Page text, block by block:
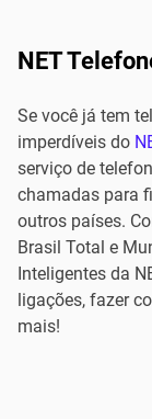
NET
Se você já tem
imperdíveis do
serviço de
chamadas para
outros países.
Brasil Total e
Inteligentes da
ligações, fazer
mais!